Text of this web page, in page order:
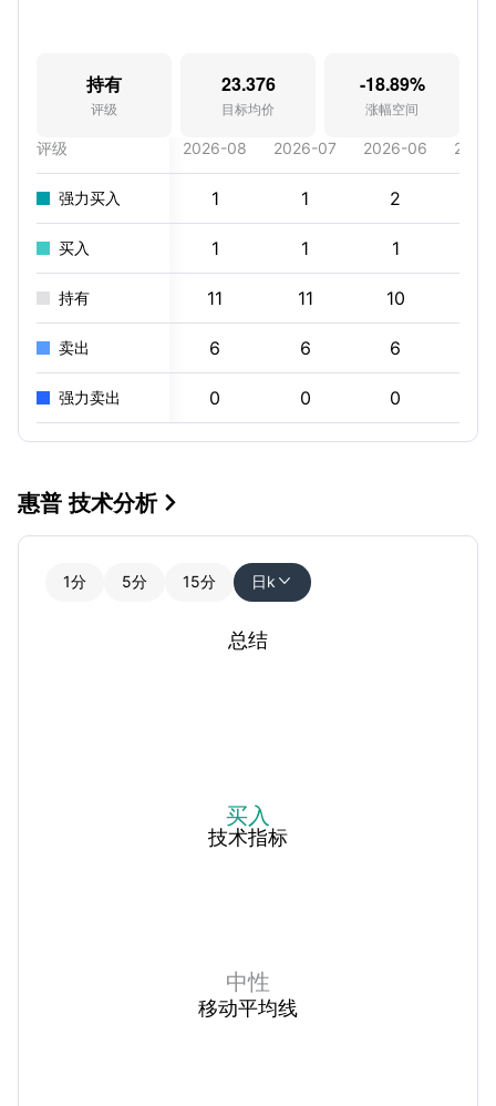
持有
评级
23.376
目标均价
-18.89%
涨幅空间
评级 2026-08 2026-07 2026-06
强力买入 1 1 2
买入 1 1 1
持有 11 11 10
卖出 6 6 6
强力卖出 0 0 0
惠普 技术分析 
1分 5分 15分 日k 
技术指标
中性
总结
买入
移动平均线